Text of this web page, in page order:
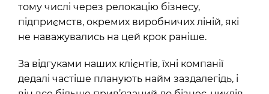
тому числі через релокацію бізнесу,
підприємств, окремих виробничих ліній, які
не наважувались на цей крок раніше.
За відгуками наших клієнтів, їхні компанії
дедалі частіше планують найм заздалегідь, і